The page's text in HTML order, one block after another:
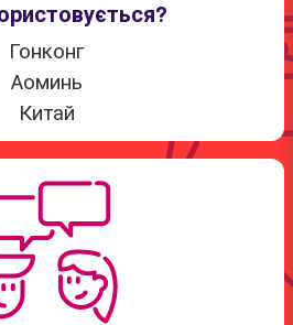
Гонконг
Аоминь
Китай